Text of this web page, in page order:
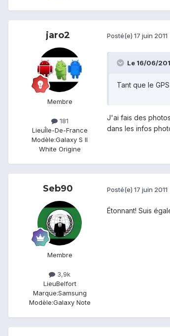
jaro2
Membre
181
LieuÎle-De-France
Modèle:Galaxy S II
White Origine
Posté(e) 17 juin 2011
Le 16/06/
Tant que le
J'ai fais des
dans les infos
Seb90
Membre
3,9k
LieuBelfort
Marque:Samsung
Modèle:Galaxy Note
Posté(e) 17 juin 2011
Étonnant! Suis